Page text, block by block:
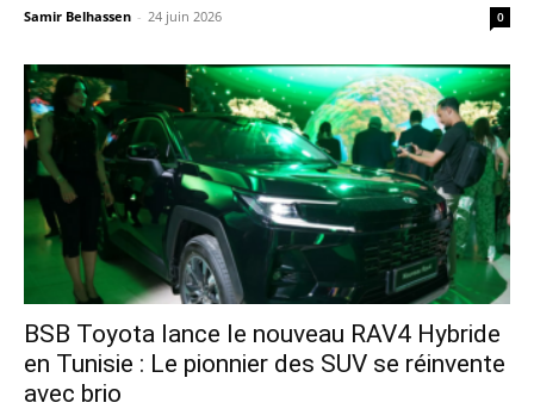
Samir Belhassen - 24 juin 2026 0
​BSB Toyota lance le nouveau RAV4 Hybride
en Tunisie : Le pionnier des SUV se réinvente
avec brio